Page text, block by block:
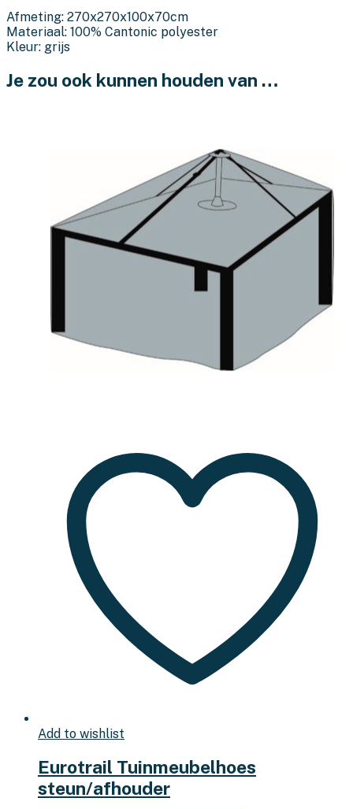
Afmeting: 270x270x100x70cm
Materiaal: 100% Cantonic polyester
Kleur: grijs
Je zou ook kunnen houden van …
Add to wishlist
Eurotrail Tuinmeubelhoes
steun/afhouder